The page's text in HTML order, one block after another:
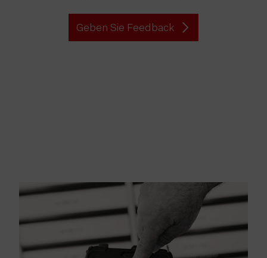
Geben Sie Feedback